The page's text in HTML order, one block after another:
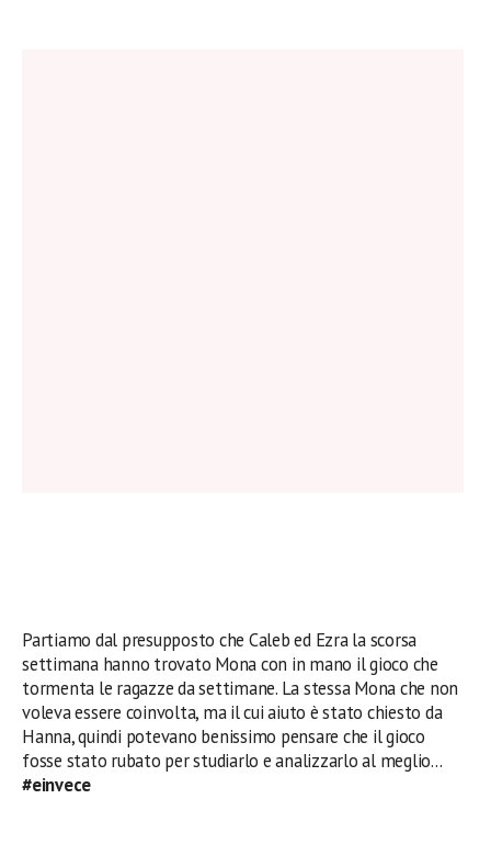
Partiamo dal presupposto che Caleb ed Ezra la scorsa
settimana hanno trovato Mona con in mano il gioco che
tormenta le ragazze da settimane. La stessa Mona che non
voleva essere coinvolta, ma il cui aiuto è stato chiesto da
Hanna, quindi potevano benissimo pensare che il gioco
fosse stato rubato per studiarlo e analizzarlo al meglio…
#einvece